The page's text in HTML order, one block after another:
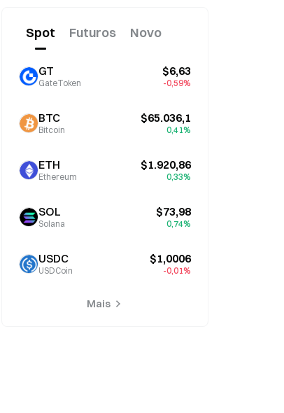
Spot Futuros Novo
GT
GateToken
$6,63
-0,59%
BTC
Bitcoin
$65.036,1
0,41%
ETH
Ethereum
$1.920,86
0,33%
SOL
Solana
$73,98
0,74%
USDC
USDCoin
$1,0006
-0,01%
Mais